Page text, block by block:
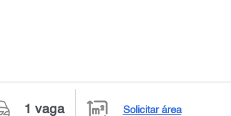
1 vaga Solicitar área